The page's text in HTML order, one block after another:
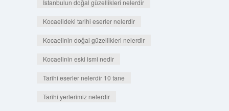
İstanbulun doğal güzellikleri nelerdir
Kocaelideki tarihi eserler nelerdir
Kocaelinin doğal güzellikleri nelerdir
Kocaelinin eski ismi nedir
Tarihi eserler nelerdir 10 tane
Tarihi yerlerimiz nelerdir